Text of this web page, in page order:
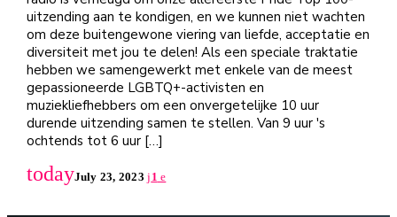
uitzending aan te kondigen, en we kunnen niet wachten
om deze buitengewone viering van liefde, acceptatie en
diversiteit met jou te delen! Als een speciale traktatie
hebben we samengewerkt met enkele van de meest
gepassioneerde LGBTQ+-activisten en
muziekliefhebbers om een onvergetelijke 10 uur
durende uitzending samen te stellen. Van 9 uur 's
ochtends tot 6 uur […]
todayJuly 23, 2023 1